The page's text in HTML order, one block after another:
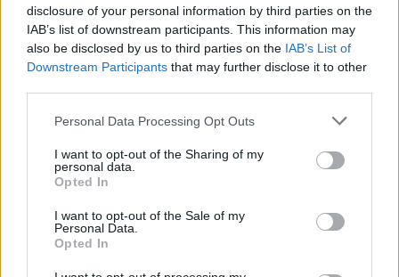
disclosure of your personal information by third parties on the
IAB’s list of downstream participants. This information may
also be disclosed by us to third parties on the IAB’s List of
Downstream Participants that may further disclose it to other
Personal Data Processing Opt Outs
I want to opt-out of the Sharing of my
personal data.
Opted In
I want to opt-out of the Sale of my
Personal Data.
Opted In
PREMIUM
Radisson launches global
long-stay initiative for
business travellers
Radisson Hotel Group is launching a new global
long-stay offering aimed at corporate clients,
business travel agencies and companies working